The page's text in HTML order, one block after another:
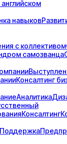
навыков
с коллективом
самозванца
Консалтинг
Аналитика
Консалтинг
Поддержка